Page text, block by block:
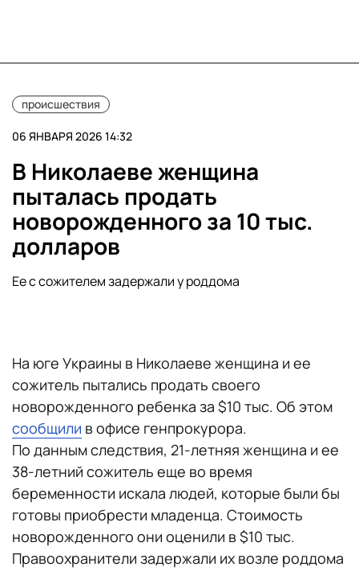
происшествия
06 ЯНВАРЯ 2026 14:32
В Николаеве женщина
пыталась продать
новорожденного за 10 тыс.
долларов
Ее с сожителем задержали у роддома
На юге Украины в Николаеве женщина и ее
сожитель пытались продать своего
новорожденного ребенка за $10 тыс. Об этом
сообщили в офисе генпрокурора.
По данным следствия, 21-летняя женщина и ее
38-летний сожитель еще во время
беременности искала людей, которые были бы
готовы приобрести младенца. Стоимость
новорожденного они оценили в $10 тыс.
Правоохранители задержали их возле роддома